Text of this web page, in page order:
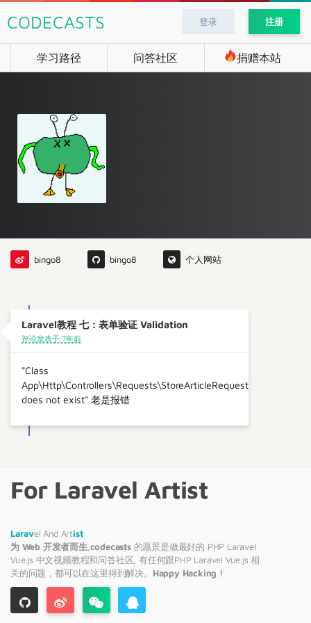
CODECASTS 登录 注册
学习路径 问答社区 捐赠本站
bingo8 bingo8 个人网站
Laravel教程 七：表单验证 Validation
评论发表于 7年前
"Class
App\Http\Controllers\Requests\StoreArticleRequest
does not exist" 老是报错
For Laravel Artist
Laravel And Artist
为 Web 开发者而生 codecasts的愿景是做最好的 PHP Laravel
Vue.js 中文视频教程和问答社区, 有任何跟PHP Laravel Vue.js 相
关的问题，都可以在这里得到解决。 Happy Hacking !